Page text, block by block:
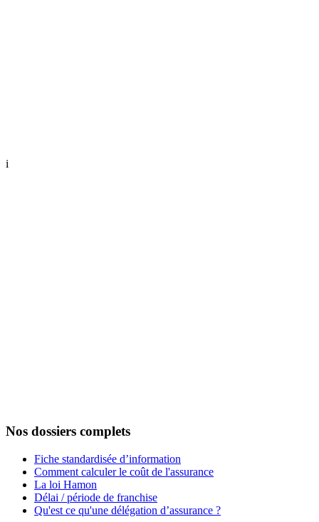
i
Nos dossiers complets
Fiche standardisée d’information
Comment calculer le coût de l'assurance
La loi Hamon
Délai / période de franchise
Qu'est ce qu'une délégation d’assurance ?